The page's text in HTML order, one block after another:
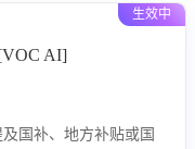
生效中
AI]
国补、地方补贴或国